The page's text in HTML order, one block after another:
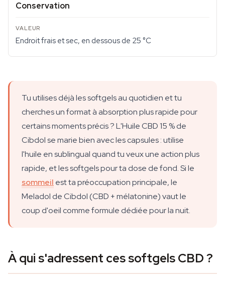
Conservation
Endroit frais et sec, en dessous de 25 °C
Tu utilises déjà les softgels au quotidien et tu
cherches un format à absorption plus rapide pour
certains moments précis ? L'Huile CBD 15 % de
Cibdol se marie bien avec les capsules : utilise
l'huile en sublingual quand tu veux une action plus
rapide, et les softgels pour ta dose de fond. Si le
sommeil est ta préoccupation principale, le
Meladol de Cibdol (CBD + mélatonine) vaut le
coup d'oeil comme formule dédiée pour la nuit.
À qui s'adressent ces softgels CBD ?